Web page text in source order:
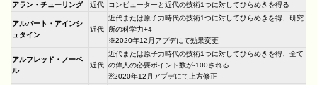
アラン・チューリング
近代 コンピューターと近代の技術1つに対してひらめきを得る
アルバート・アインシ
ュタイン
近代
近代または原子力時代の技術1つに対してひらめきを得、研究
所の科学力+4
※2020年12月アプデにて効果変更
アルフレッド・ノーベ
ル
近代
近代または原子力時代の技術1つに対してひらめきを得、全て
の偉人の必要ポイント数が-100される
※2020年12月アプデにて上方修正